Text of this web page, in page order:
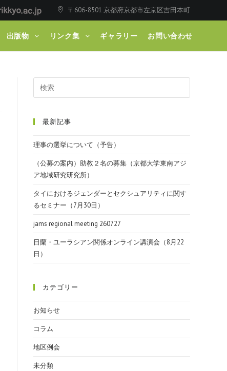
〒606-8501 京都府京都市左京区吉田本町
出版物 リンク集 ギャラリー お問い合わせ
最新記事
理事の選挙について（予告）
（公募の案内）助教２名の募集（京都大学東南アジ
ア地域研究研究所）
タイにおけるジェンダーとセクシュアリティに関す
るセミナー（7月30日）
jams regional meeting 260727
日蘭・ユーラシアン関係オンライン講演会（8月22
日）
カテゴリー
お知らせ
コラム
地区例会
未分類